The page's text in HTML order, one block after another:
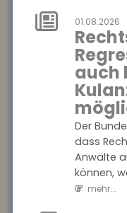
01.08.2026
auch
Der
dass
Anwälte
können,
mehr...
für
Ab